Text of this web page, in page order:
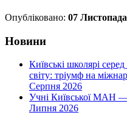
Опубліковано: 07
Новини
Київські школярі
світу: тріумф на
Серпня 2026
Учні Київської МАН —
Липня 2026